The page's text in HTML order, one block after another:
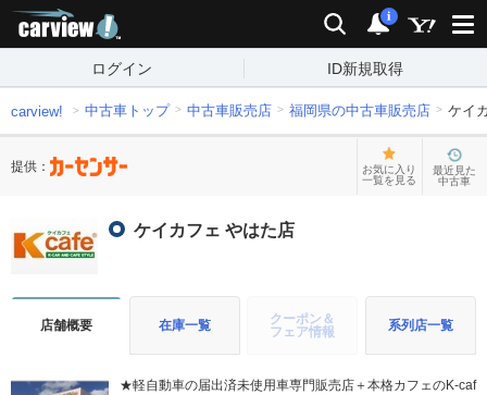
検索 通知
i
ログイン ID新規取得
carview! 中古車トップ 中古車販売店 福岡県の中古車販売店 ケイ
提供：
お気に入り
一覧を見る
最近見た
中古車
ケイカフェ やはた店
店舗概要 在庫一覧
クーポン＆
フェア情報
系列店一覧
★軽自動車の届出済未使用車専門販売店＋本格カフェのK-caf